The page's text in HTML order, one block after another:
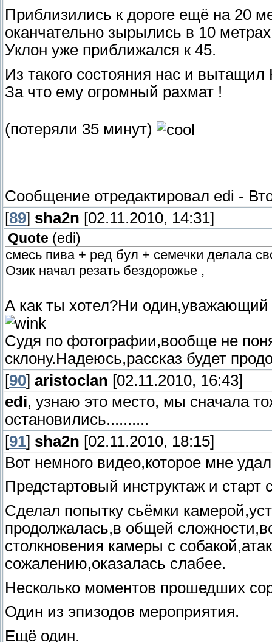
Приблизились к дороге ещё на 20
оканчательно зырылись в 10
Уклон уже приближался к 45.
Из такого состояния нас и
За что ему огромный рахмат !
(потеряли 35 минут)
Сообщение отредактировал edi -
[89] sha2n [02.11.2010, 14:31]
Quote (edi)
смесь пива + ред бул + семечки делала
Озик начал резать бездорожье ,
А как ты хотел?Ни один,уважающий
Судя по фотографии,вообще не
склону.Надеюсь,рассказ будет
[90] aristoclan [02.11.2010, 16:43]
edi, узнаю это место, мы сначала
остановились..........
[91] sha2n [02.11.2010, 18:15]
Вот немного видео,которое мне
Предстартовый инструктаж и старт
Сделал попытку сьёмки
продолжалась,в общей
столкновения камеры с
сожалению,оказалась слабее.
Несколько моментов прошедших
Один из эпизодов мероприятия.
Ещё один.